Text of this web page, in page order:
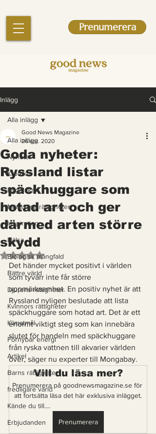
Prenumerera
Inlägg
Alla inlägg
Nyheter
Krönikor
Engelska
Mänskliga rättigheter
Inspiration
Hälsa
Biologisk mångfald
Bättre värld
Djurens rättigheter
Kvinnors rättigheter
Klimatmål
Förnybar energi
Artikel
Barns rättigheter
fredligare värld
Kände du till....
Erbjudanden
Alla inlägg
Goda nyheter:
Ryssland listar
späckhuggare som
hotad art och ger
därmed arten större
skydd
Good News Magazine
26 apr. 2020
Betygsatt till NaN av 5 stjärnor.
Det händer mycket positivt i världen
som tyvärr inte får större
uppmärksamhet. En positiv nyhet är att
Ryssland nyligen beslutade att lista
späckhuggare som hotad art. Det är ett
enormt viktigt steg som kan innebära
slutet för handeln med späckhuggare
från ryska vattnen till akvarier världen
över, säger nu experter till Mongabay.
Vill du läsa mer?
Prenumerera på goodnewsmagazine.se för
att fortsätta läsa det här exklusiva inlägget.
Prenumerera